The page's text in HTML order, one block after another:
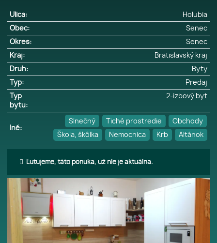
Ulica:
Holubia
Obec:
Senec
Okres:
Senec
Kraj:
Bratislavský kraj
Druh:
Byty
Typ:
Predaj
Typ
bytu:
2-izbový byt
Iné:
Slnečný Tiché prostredie
Obchody
Škola, škôlka
Nemocnica Krb Altánok
Ľutujeme, táto ponuka, už nie je aktuálna.